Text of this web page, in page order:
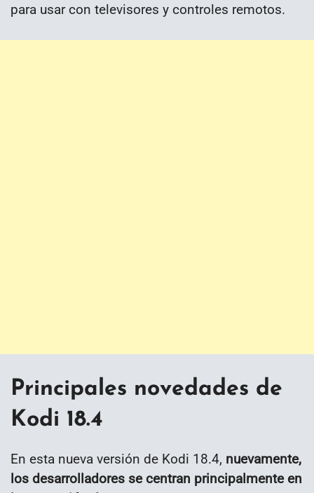
para usar con televisores y controles remotos.
Principales novedades de
Kodi 18.4
En esta nueva versión de Kodi 18.4, nuevamente,
los desarrolladores se centran principalmente en